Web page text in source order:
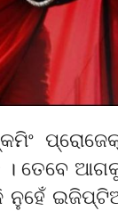
ତେବେ ଆଗକୁ
ନୁହେଁ